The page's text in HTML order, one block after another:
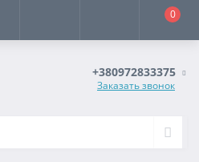
0
+380972833375
Заказать звонок